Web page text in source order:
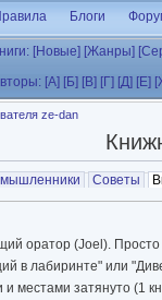
Блоги
[Новые] [Жанры]
[А] [Б] [В] [Г] [Д] [Е]
ze-dan
Советы
оратор (Joel).
в лабиринте" или
местами затянуто (1